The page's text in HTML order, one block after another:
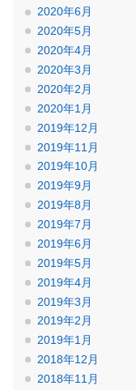
2020年6月
2020年5月
2020年4月
2020年3月
2020年2月
2020年1月
2019年12月
2019年11月
2019年10月
2019年9月
2019年8月
2019年7月
2019年6月
2019年5月
2019年4月
2019年3月
2019年2月
2019年1月
2018年12月
2018年11月